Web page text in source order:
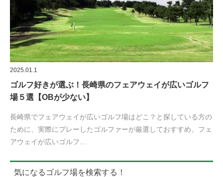
2025.01.1
ゴルフ好きが選ぶ！長崎県のフェアウェイが広いゴルフ
場５選【OBが少ない】
長崎県でフェアウェイが広いゴルフ場はどこ？と探している方の
ために、実際にプレーしたゴルファーが厳選しておすすめ。フェ
アウェイが広いゴルフ…
気になるゴルフ場を検索する！